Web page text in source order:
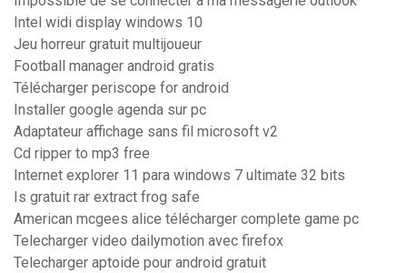
Intel widi display windows 10
Jeu horreur gratuit multijoueur
Football manager android gratis
Télécharger periscope for android
Installer google agenda sur pc
Adaptateur affichage sans fil microsoft v2
Cd ripper to mp3 free
Internet explorer 11 para windows 7 ultimate 32 bits
Is gratuit rar extract frog safe
American mcgees alice télécharger complete game pc
Telecharger video dailymotion avec firefox
Telecharger aptoide pour android gratuit